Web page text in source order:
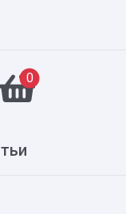
0New alerts